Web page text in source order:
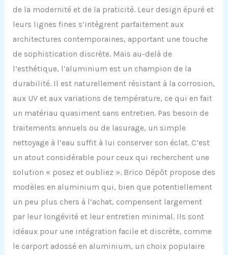
de la modernité et de la praticité. Leur design épuré et
leurs lignes fines s’intègrent parfaitement aux
architectures contemporaines, apportant une touche
de sophistication discrète. Mais au-delà de
l’esthétique, l’aluminium est un champion de la
durabilité. Il est naturellement résistant à la corrosion,
aux UV et aux variations de température, ce qui en fait
un matériau quasiment sans entretien. Pas besoin de
traitements annuels ou de lasurage, un simple
nettoyage à l’eau suffit à lui conserver son éclat. C’est
un atout considérable pour ceux qui recherchent une
solution « posez et oubliez ». Brico Dépôt propose des
modèles en aluminium qui, bien que potentiellement
un peu plus chers à l’achat, compensent largement
par leur longévité et leur entretien minimal. Ils sont
idéaux pour une intégration facile et discrète, comme
le carport adossé en aluminium, un choix populaire